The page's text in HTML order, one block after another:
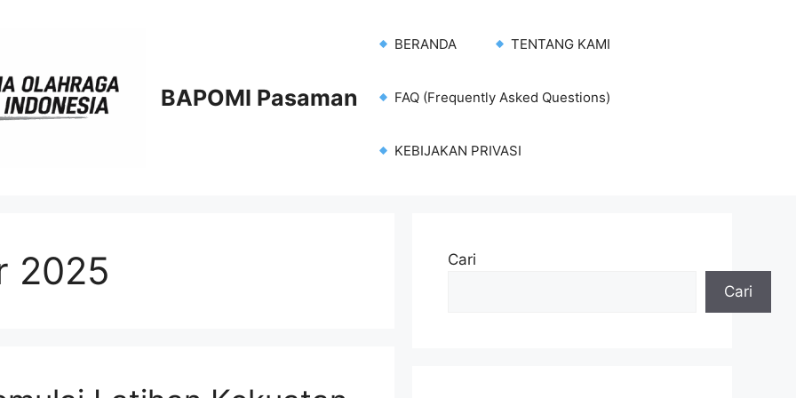
BAPOMI Pasaman
BERANDA TENTANG KAMI
FAQ (Frequently Asked Questions)
KEBIJAKAN PRIVASI
2025
Cari
Cari